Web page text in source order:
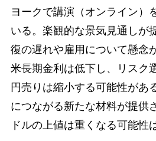
ヨークで講演（オンライン）
いる。楽観的な景気見通しが
復の遅れや雇用について懸念
米長期金利は低下し、リスク
円売りは縮小する可能性があ
につながる新たな材料が提供
ドルの上値は重くなる可能性